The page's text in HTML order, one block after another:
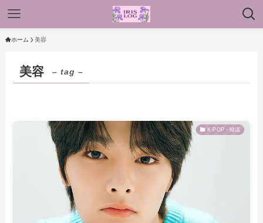
ホーム 美容
美容 – tag –
K-POP・韓流